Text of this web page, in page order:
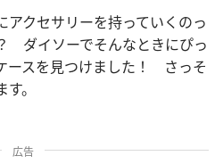
アクセサリーを持っていくのっ
ダイソーでそんなときにぴっ
ースを見つけました！ さっそ
。
広告